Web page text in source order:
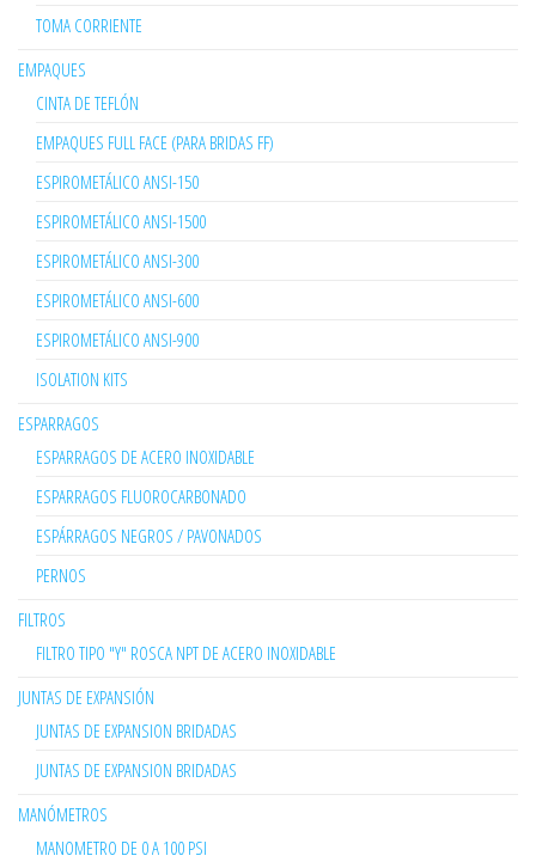
TOMA CORRIENTE
EMPAQUES
CINTA DE TEFLÓN
EMPAQUES FULL FACE (PARA BRIDAS FF)
ESPIROMETÁLICO ANSI-150
ESPIROMETÁLICO ANSI-1500
ESPIROMETÁLICO ANSI-300
ESPIROMETÁLICO ANSI-600
ESPIROMETÁLICO ANSI-900
ISOLATION KITS
ESPARRAGOS
ESPARRAGOS DE ACERO INOXIDABLE
ESPARRAGOS FLUOROCARBONADO
ESPÁRRAGOS NEGROS / PAVONADOS
PERNOS
FILTROS
FILTRO TIPO "Y" ROSCA NPT DE ACERO INOXIDABLE
JUNTAS DE EXPANSIÓN
JUNTAS DE EXPANSION BRIDADAS
JUNTAS DE EXPANSION BRIDADAS
MANÓMETROS
MANOMETRO DE 0 A 100 PSI